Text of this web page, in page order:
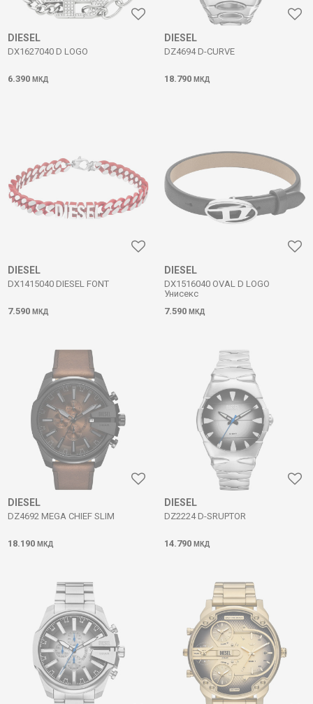
DIESEL
DX1627040 D LOGO
6.390 МКД
DIESEL
DZ4694 D-CURVE
18.790 МКД
DIESEL
DX1415040 DIESEL FONT
7.590 МКД
DIESEL
DX1516040 OVAL D LOGO
Унисекс
7.590 МКД
DIESEL
DZ4692 MEGA CHIEF SLIM
18.190 МКД
DIESEL
DZ2224 D-SRUPTOR
14.790 МКД